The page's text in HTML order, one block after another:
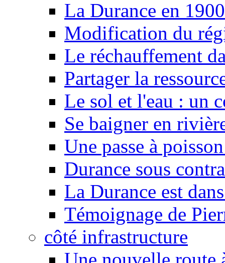
La Durance en 1900
Modification du
Le réchauffement
Partager la
Le sol et l'eau : un
Se baigner en
Une passe à
Durance sous
La Durance est
Témoignage de
côté infrastructure